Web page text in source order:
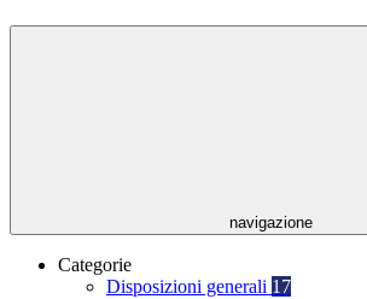
navigazione
Categorie
Disposizioni generali 17